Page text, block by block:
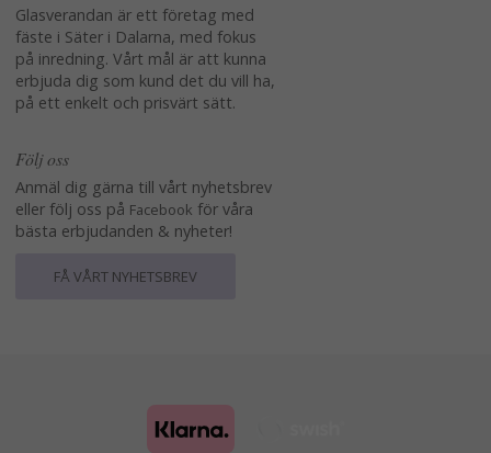
Glasverandan är ett företag med
fäste i Säter i Dalarna, med fokus
på inredning. Vårt mål är att kunna
erbjuda dig som kund det du vill ha,
på ett enkelt och prisvärt sätt.
Följ oss
Anmäl dig gärna till vårt nyhetsbrev
eller följ oss på Facebook för våra
bästa erbjudanden & nyheter!
FÅ VÅRT NYHETSBREV